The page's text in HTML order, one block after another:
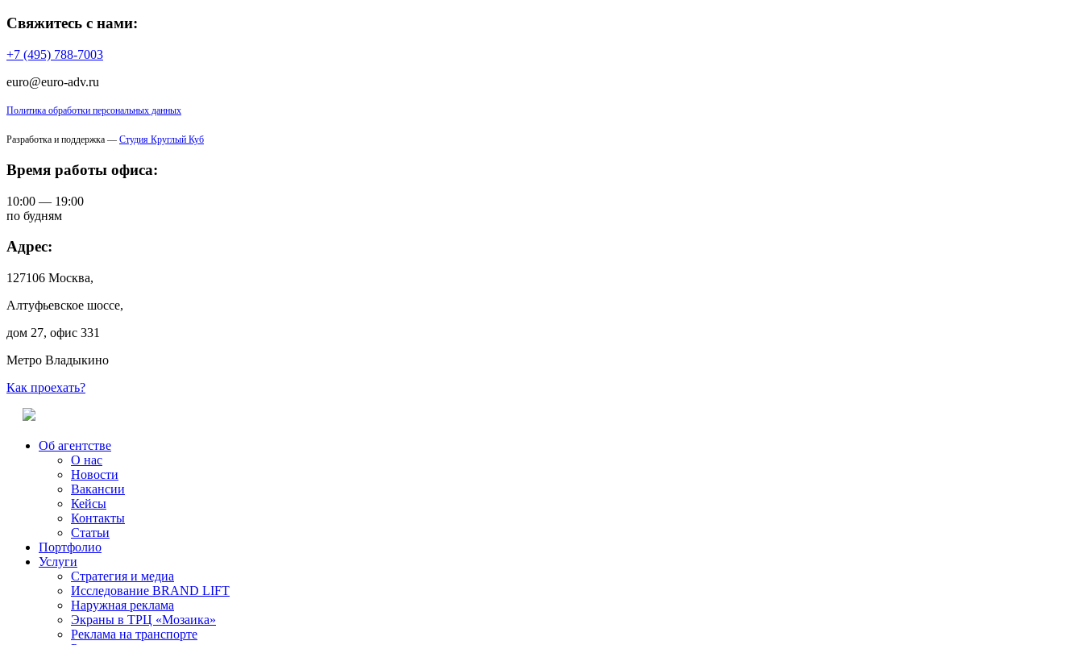
Свяжитесь с нами:
+7 (495) 788-7003
euro@euro-adv.ru
Политика обработки персональных данных
Разработка и поддержка — Студия Круглый Куб
Время работы офиса:
10:00 — 19:00
по будням
Адрес:
127106 Москва,
Алтуфьевское шоссе,
дом 27, офис 331
Метро Владыкино
Как проехать?
Об агентстве
О нас
Новости
Вакансии
Кейсы
Контакты
Статьи
Портфолио
Услуги
Стратегия и медиа
Исследование BRAND LIFT
Наружная реклама
Экраны в ТРЦ «Мозаика»
Реклама на транспорте